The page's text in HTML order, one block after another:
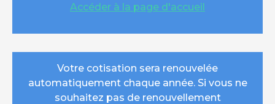
Accéder à la page d'accueil
Votre cotisation sera renouvelée
automatiquement chaque année. Si vous ne
souhaitez pas de renouvellement